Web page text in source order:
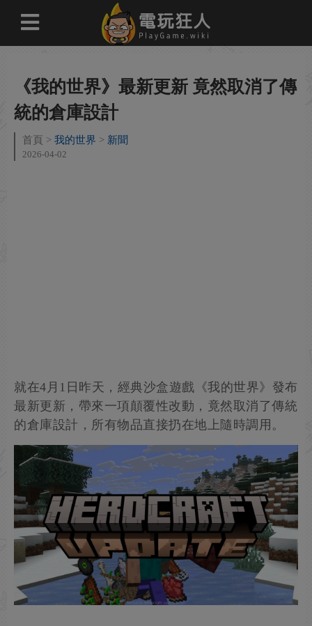
《我的世界》最新更新 竟然取消了傳
統的倉庫設計
首頁 我的世界 新聞
2026-04-02
就在4月1日昨天，經典沙盒遊戲《我的世界》發布
最新更新，帶來一項顛覆性改動，竟然取消了傳統
的倉庫設計，所有物品直接扔在地上隨時調用。